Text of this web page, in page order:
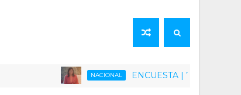
NACIONAL ENCUESTA | 75% de la población